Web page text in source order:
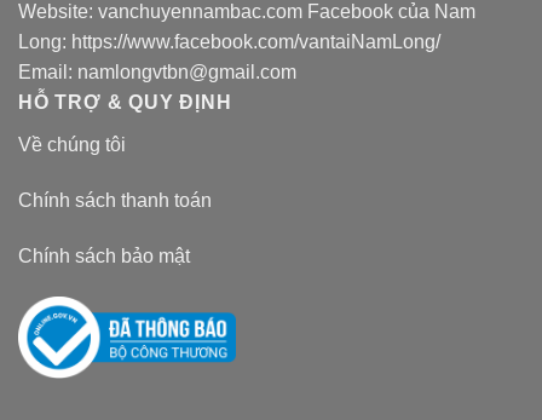
Website: vanchuyennambac.com Facebook của Nam
Long: https://www.facebook.com/vantaiNamLong/
Email: namlongvtbn@gmail.com
HỖ TRỢ & QUY ĐỊNH
Về chúng tôi
Chính sách thanh toán
Chính sách bảo mật